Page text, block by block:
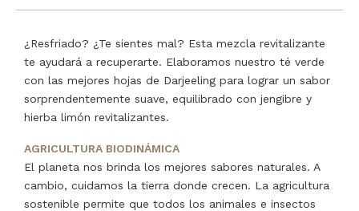
¿Resfriado? ¿Te sientes mal? Esta mezcla revitalizante
te ayudará a recuperarte. Elaboramos nuestro té verde
con las mejores hojas de Darjeeling para lograr un sabor
sorprendentemente suave, equilibrado con jengibre y
hierba limón revitalizantes.
AGRICULTURA BIODINÁMICA
El planeta nos brinda los mejores sabores naturales. A
cambio, cuidamos la tierra donde crecen. La agricultura
sostenible permite que todos los animales e insectos